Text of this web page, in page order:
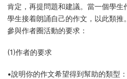
肯定，再提問題和建議。當一個學生
學生接着朗誦自己的作文，以此類推
參與作者圈活動的要求：
(1)作者的要求
•說明你的作文希望得到幫助的類型：